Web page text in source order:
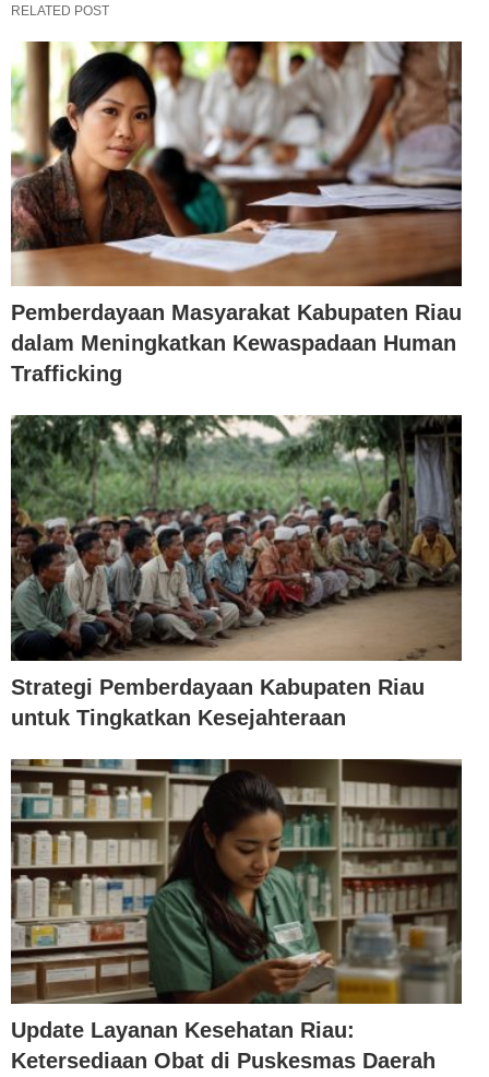
RELATED POST
Pemberdayaan Masyarakat Kabupaten Riau
dalam Meningkatkan Kewaspadaan Human
Trafficking
Strategi Pemberdayaan Kabupaten Riau
untuk Tingkatkan Kesejahteraan
Update Layanan Kesehatan Riau:
Ketersediaan Obat di Puskesmas Daerah